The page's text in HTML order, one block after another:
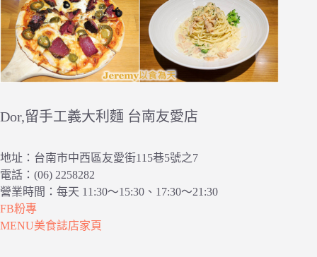
Dor,留手工義大利麵 台南友愛店
地址：台南市中西區友愛街115巷5號之7
電話：(06) 2258282
營業時間：每天 11:30～15:30、17:30～21:30
FB粉專
MENU美食誌店家頁